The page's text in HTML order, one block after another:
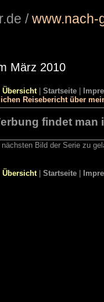
/www.nach-
März 2010
Übersicht| Startseite |
Reisebericht über
findet man
Bild der Serie zu
Übersicht| Startseite